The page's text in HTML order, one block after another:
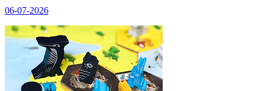
06-07-2026